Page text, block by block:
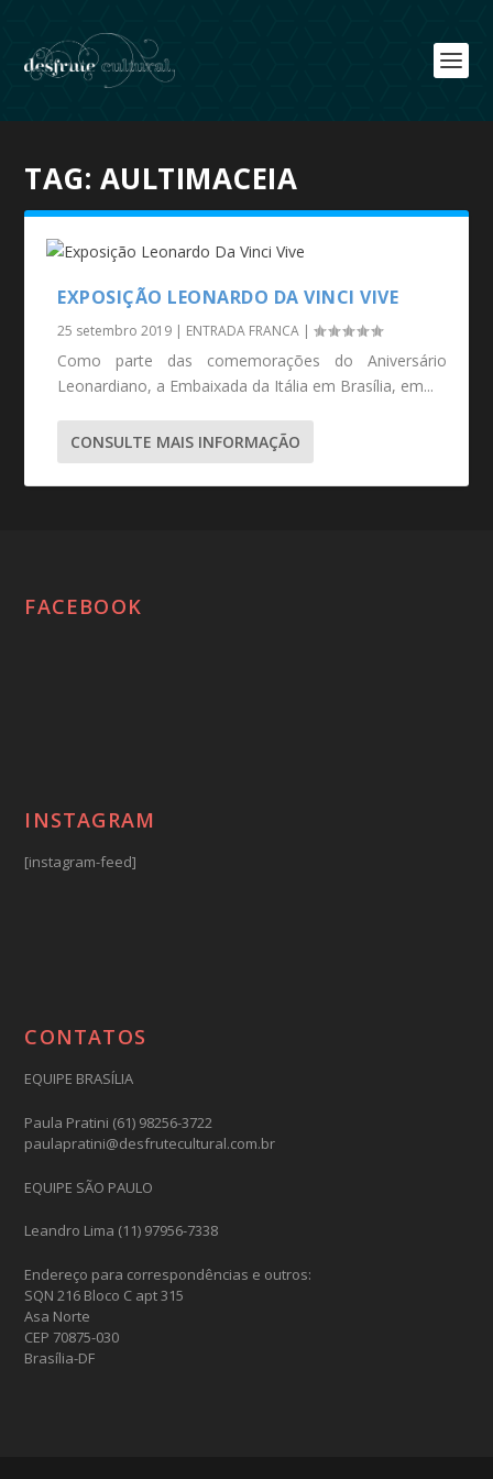
TAG: AULTIMACEIA
EXPOSIÇÃO LEONARDO DA VINCI VIVE
25 setembro 2019 | ENTRADA FRANCA |
Como parte das comemorações do Aniversário
Leonardiano, a Embaixada da Itália em Brasília, em...
CONSULTE MAIS INFORMAÇÃO
FACEBOOK
INSTAGRAM
[instagram-feed]
CONTATOS
EQUIPE BRASÍLIA
Paula Pratini (61) 98256-3722
paulapratini@desfrutecultural.com.br
EQUIPE SÃO PAULO
Leandro Lima (11) 97956-7338
Endereço para correspondências e outros:
SQN 216 Bloco C apt 315
Asa Norte
CEP 70875-030
Brasília-DF